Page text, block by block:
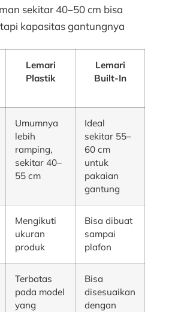
sekitar 40–50 cm bisa
kapasitas gantungnya
Lemari
Plastik
Lemari
Built-In
Umumnya
lebih
ramping,
sekitar 40–
55 cm
Ideal
sekitar 55–
60 cm
untuk
pakaian
gantung
Mengikuti
ukuran
produk
Bisa dibuat
sampai
plafon
Terbatas
pada model
yang
Bisa
disesuaikan
dengan